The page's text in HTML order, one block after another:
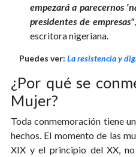
empezará a parecernos
presidentes de empresas"
escritora nigeriana.
Puedes ver: La resistencia y
¿Por qué se
Mujer?
Toda conmemoración tiene
hechos. El momento de las
XIX y el principio del XX,